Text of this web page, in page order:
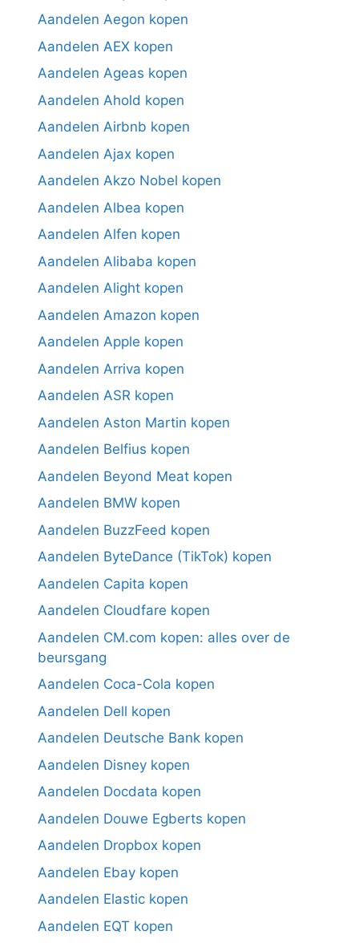
Aandelen Aegon kopen
Aandelen AEX kopen
Aandelen Ageas kopen
Aandelen Ahold kopen
Aandelen Airbnb kopen
Aandelen Ajax kopen
Aandelen Akzo Nobel kopen
Aandelen Albea kopen
Aandelen Alfen kopen
Aandelen Alibaba kopen
Aandelen Alight kopen
Aandelen Amazon kopen
Aandelen Apple kopen
Aandelen Arriva kopen
Aandelen ASR kopen
Aandelen Aston Martin kopen
Aandelen Belfius kopen
Aandelen Beyond Meat kopen
Aandelen BMW kopen
Aandelen BuzzFeed kopen
Aandelen ByteDance (TikTok) kopen
Aandelen Capita kopen
Aandelen Cloudfare kopen
Aandelen CM.com kopen: alles over de
beursgang
Aandelen Coca-Cola kopen
Aandelen Dell kopen
Aandelen Deutsche Bank kopen
Aandelen Disney kopen
Aandelen Docdata kopen
Aandelen Douwe Egberts kopen
Aandelen Dropbox kopen
Aandelen Ebay kopen
Aandelen Elastic kopen
Aandelen EQT kopen